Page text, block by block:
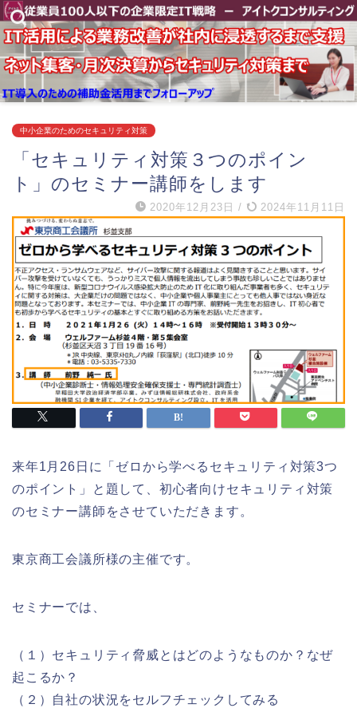
中小企業のためのセキュリティ対策
「セキュリティ対策３つのポイン
ト」のセミナー講師をします
2020年12月23日 / 2024年11月11日
来年1月26日に「 ゼロから学べるセキュリティ対策3つ
のポイント
」と題して、初心者向けセキュリティ対策
のセミナー講師をさせていただきます。
東京商工会議所様の主催です。
セミナーでは、
（１）セキュリティ脅威とはどのようなものか？なぜ
起こるか？
（２）自社の状況をセルフチェックしてみる